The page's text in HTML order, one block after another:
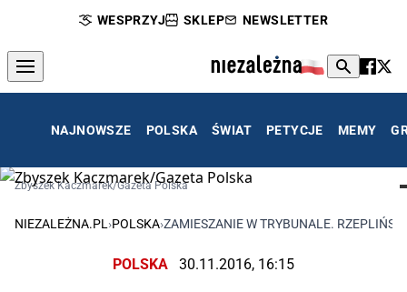
WESPRZYJ SKLEP NEWSLETTER
NAJNOWSZE POLSKA ŚWIAT PETYCJE MEMY
Zbyszek Kaczmarek/Gazeta Polska
NIEZALEŻNA.PL ›POLSKA›ZAMIESZANIE W TRYBUNALE.
POLSKA 30.11.2016, 16:15